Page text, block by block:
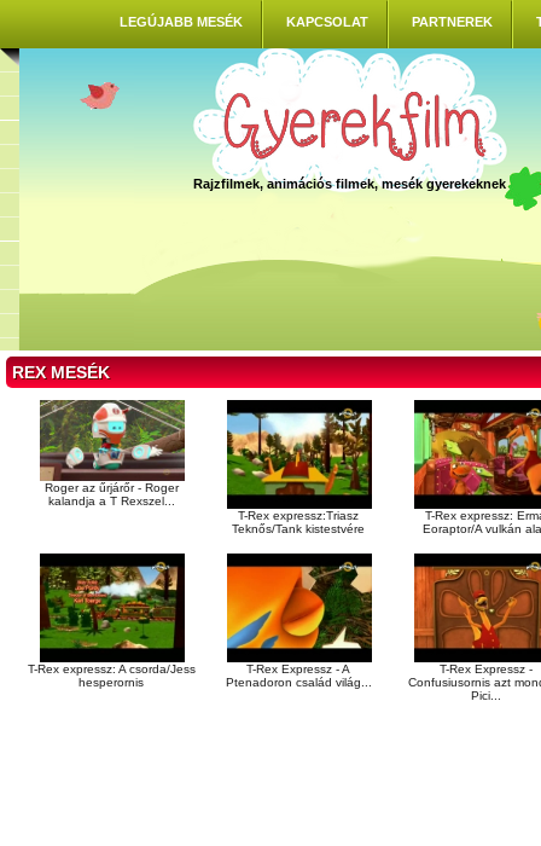
LEGÚJABB MESÉK KAPCSOLAT PARTNEREK
Rajzfilmek, animációs filmek, mesék gyerekeknek
REX MESÉK
Roger az űrjárőr - Roger
kalandja a T Rexszel...
T-Rex expressz:Triasz
Teknős/Tank kistestvére
T-Rex expressz:
Eoraptor/A vulkán
T-Rex expressz: A csorda/Jess
hesperornis
T-Rex Expressz - A
Ptenadoron család világ...
T-Rex Expressz -
Confusiusornis azt
Pici...